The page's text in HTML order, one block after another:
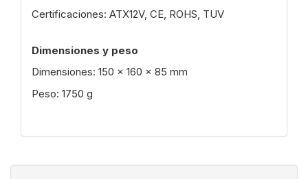
Certificaciones: ATX12V, CE, ROHS, TUV
Dimensiones y peso
Dimensiones: 150 x 160 x 85 mm
Peso: 1750 g